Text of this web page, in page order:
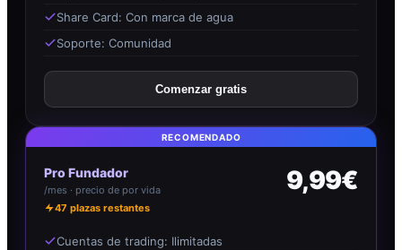
Share Card: Con marca de agua
Soporte: Comunidad
Comenzar gratis
RECOMENDADO
Pro Fundador
/mes · precio de por vida
47 plazas restantes
9,99€
Cuentas de trading: Ilimitadas